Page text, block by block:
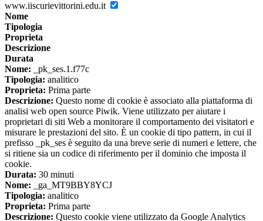
www.iiscurievittorini.edu.it
Nome
Tipologia
Proprieta
Descrizione
Durata
Nome: _pk_ses.1.f77c
Tipologia: analitico
Proprieta: Prima parte
Descrizione: Questo nome di cookie è associato alla piattaforma di
analisi web open source Piwik. Viene utilizzato per aiutare i
proprietari di siti Web a monitorare il comportamento dei visitatori e
misurare le prestazioni del sito. È un cookie di tipo pattern, in cui il
prefisso _pk_ses è seguito da una breve serie di numeri e lettere, che
si ritiene sia un codice di riferimento per il dominio che imposta il
cookie.
Durata: 30 minuti
Nome: _ga_MT9BBY8YCJ
Tipologia: analitico
Proprieta: Prima parte
Descrizione: Questo cookie viene utilizzato da Google Analytics